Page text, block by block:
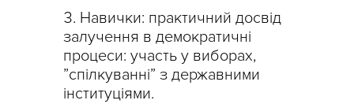
Навички: практичний досвід
залучення в демократичні
процеси: участь у виборах,
”спілкуванні” з державними
інституціями.